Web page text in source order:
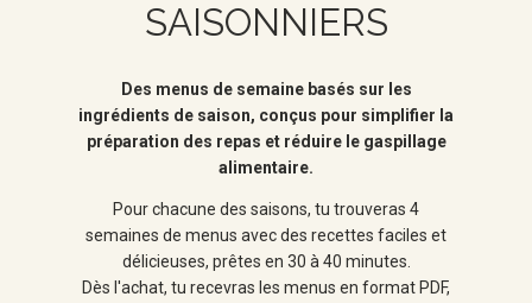
SAISONNIERS
Des menus de semaine basés sur les
ingrédients de saison, conçus pour simplifier la
préparation des repas et réduire le gaspillage
alimentaire.
Pour chacune des saisons, tu trouveras 4
semaines de menus avec des recettes faciles et
délicieuses, prêtes en 30 à 40 minutes.
Dès l'achat, tu recevras les menus en format PDF,